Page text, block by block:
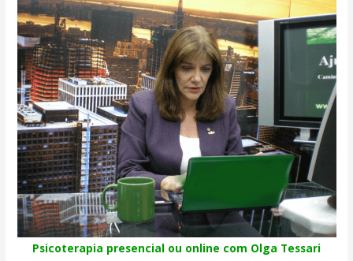
Psicoterapia presencial ou online com Olga Tessari